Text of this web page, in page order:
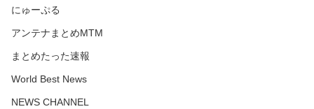
にゅーぷる
アンテナまとめMTM
まとめたった速報
World Best News
NEWS CHANNEL